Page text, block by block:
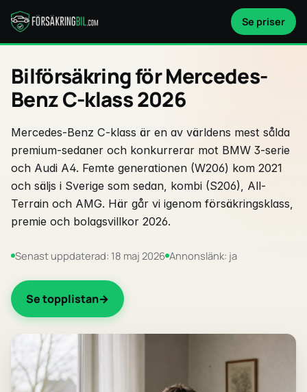
Se priser
Bilförsäkring för Mercedes-
Benz C-klass 2026
Mercedes-Benz C-klass är en av världens mest sålda
premium-sedaner och konkurrerar mot BMW 3-serie
och Audi A4. Femte generationen (W206) kom 2021
och säljs i Sverige som sedan, kombi (S206), All-
Terrain och AMG. Här går vi igenom försäkringsklass,
premie och bolagsvillkor 2026.
Senast uppdaterad: 18 maj 2026 Annonslänk: ja
Se topplistan